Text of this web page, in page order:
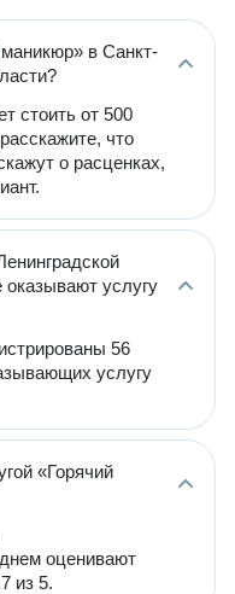
в Санкт-
стоить от 500
что
о расценках,
оказывают услугу
56
услугу
«Горячий
оценивают
из 5.